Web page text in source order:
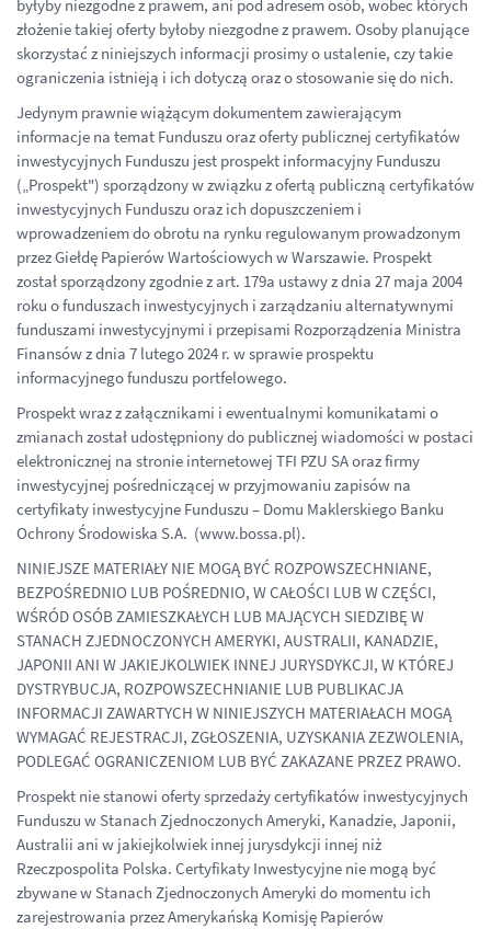
byłyby niezgodne z prawem, ani pod adresem osób, wobec których
złożenie takiej oferty byłoby niezgodne z prawem. Osoby planujące
skorzystać z niniejszych informacji prosimy o ustalenie, czy takie
ograniczenia istnieją i ich dotyczą oraz o stosowanie się do nich.
Jedynym prawnie wiążącym dokumentem zawierającym
informacje na temat Funduszu oraz oferty publicznej certyfikatów
inwestycyjnych Funduszu jest prospekt informacyjny Funduszu
(„Prospekt") sporządzony w związku z ofertą publiczną certyfikatów
inwestycyjnych Funduszu oraz ich dopuszczeniem i
wprowadzeniem do obrotu na rynku regulowanym prowadzonym
przez Giełdę Papierów Wartościowych w Warszawie. Prospekt
został sporządzony zgodnie z art. 179a ustawy z dnia 27 maja 2004
roku o funduszach inwestycyjnych i zarządzaniu alternatywnymi
funduszami inwestycyjnymi i przepisami Rozporządzenia Ministra
Finansów z dnia 7 lutego 2024 r. w sprawie prospektu
informacyjnego funduszu portfelowego.
Prospekt wraz z załącznikami i ewentualnymi komunikatami o
zmianach został udostępniony do publicznej wiadomości w postaci
elektronicznej na stronie internetowej TFI PZU SA oraz firmy
inwestycyjnej pośredniczącej w przyjmowaniu zapisów na
certyfikaty inwestycyjne Funduszu – Domu Maklerskiego Banku
Ochrony Środowiska S.A. (www.bossa.pl).
NINIEJSZE MATERIAŁY NIE MOGĄ BYĆ ROZPOWSZECHNIANE,
BEZPOŚREDNIO LUB POŚREDNIO, W CAŁOŚCI LUB W CZĘŚCI,
WŚRÓD OSÓB ZAMIESZKAŁYCH LUB MAJĄCYCH SIEDZIBĘ W
STANACH ZJEDNOCZONYCH AMERYKI, AUSTRALII, KANADZIE,
JAPONII ANI W JAKIEJKOLWIEK INNEJ JURYSDYKCJI, W KTÓREJ
DYSTRYBUCJA, ROZPOWSZECHNIANIE LUB PUBLIKACJA
INFORMACJI ZAWARTYCH W NINIEJSZYCH MATERIAŁACH MOGĄ
WYMAGAĆ REJESTRACJI, ZGŁOSZENIA, UZYSKANIA ZEZWOLENIA,
PODLEGAĆ OGRANICZENIOM LUB BYĆ ZAKAZANE PRZEZ PRAWO.
Prospekt nie stanowi oferty sprzedaży certyfikatów inwestycyjnych
Funduszu w Stanach Zjednoczonych Ameryki, Kanadzie, Japonii,
Australii ani w jakiejkolwiek innej jurysdykcji innej niż
Rzeczpospolita Polska. Certyfikaty Inwestycyjne nie mogą być
zbywane w Stanach Zjednoczonych Ameryki do momentu ich
zarejestrowania przez Amerykańską Komisję Papierów